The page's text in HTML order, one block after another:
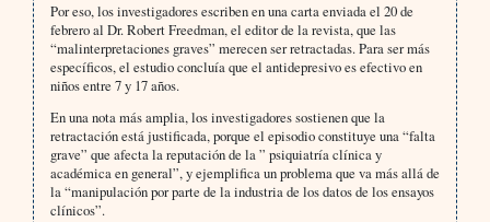
Por eso, los investigadores escriben en una carta enviada el 20 de
febrero al Dr. Robert Freedman, el editor de la revista, que las
“malinterpretaciones graves” merecen ser retractadas. Para ser más
específicos, el estudio concluía que el antidepresivo es efectivo en
niños entre 7 y 17 años.
En una nota más amplia, los investigadores sostienen que la
retractación está justificada, porque el episodio constituye una “falta
grave” que afecta la reputación de la ” psiquiatría clínica y
académica en general”, y ejemplifica un problema que va más allá de
la “manipulación por parte de la industria de los datos de los ensayos
clínicos”.